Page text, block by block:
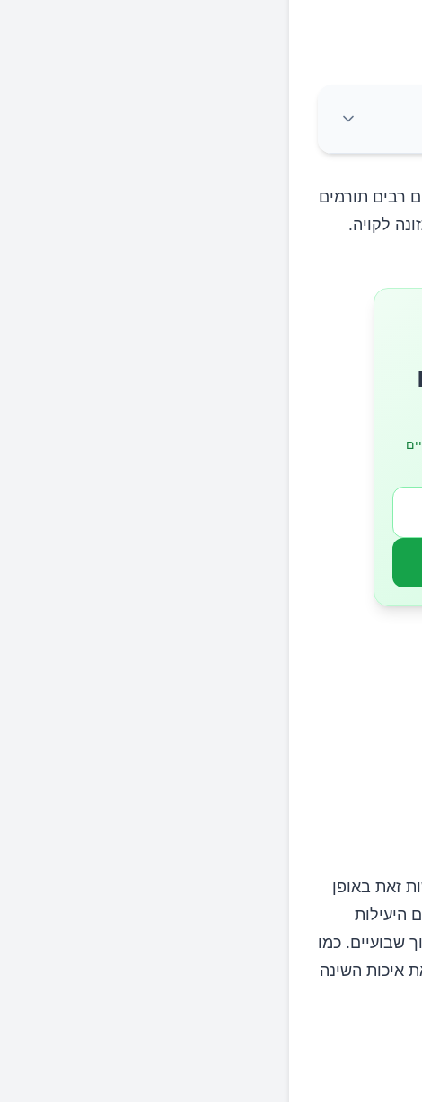
רבים תורמים
לקויה.
זאת באופן
היעילות
שבועיים. כמו
איכות השינה